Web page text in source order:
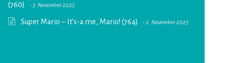
(760)
3. November 2025
Super Mario – It’s-a me, Mario! (764) 2. November 2025